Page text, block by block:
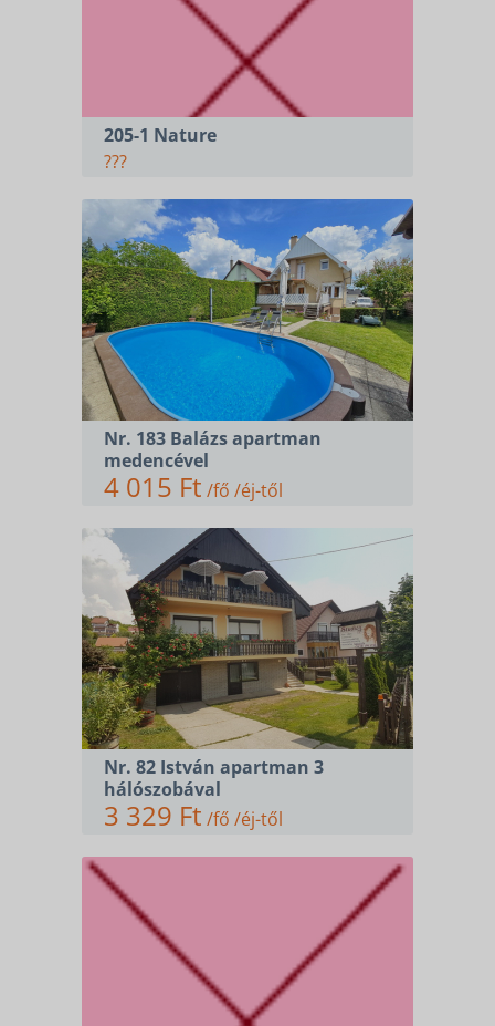
205-1 Nature
???
Nr. 183 Balázs apartman
medencével
4 015 Ft /fő /éj-től
Nr. 82 István apartman 3
hálószobával
3 329 Ft /fő /éj-től